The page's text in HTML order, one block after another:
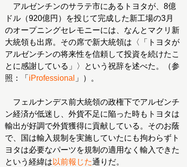
アルゼンチンのサラテ市にあるトヨタが、8億
ドル（920億円）を投じて完成した新工場の3月
のオープニングセレモニーには、なんとマクリ新
大統領も出席。その席で新大統領は〈「トヨタが
アルゼンチンの将来性を信頼して投資を続けたこ
とに感謝している」〉という祝辞を述べた。（参
照：「 iProfessional 」）。
フェルナンデス前大統領の政権下でアルゼンチ
ン経済が低迷し、外貨不足に陥った時もトヨタは
輸出が好調で外貨獲得に貢献している。そのお蔭
で、国は輸入規制を実施していたにも拘わらずト
ヨタは必要なパーツを規制の適用なく輸入できた
という経緯は 以前報じた通りだ。